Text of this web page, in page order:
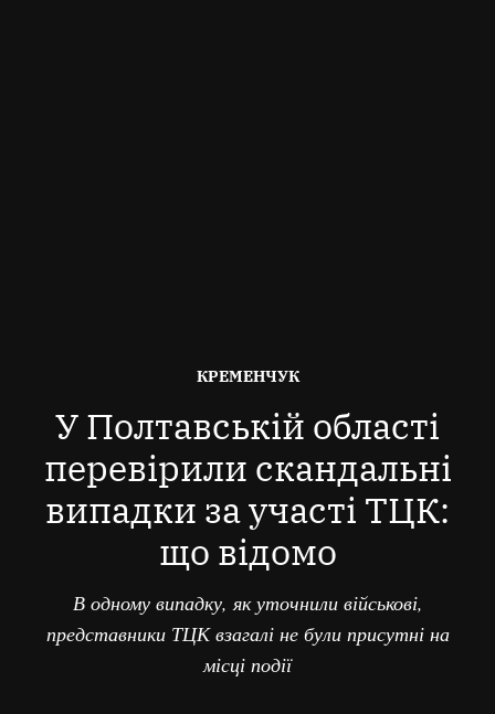
ОПУБЛІКОВАНО
КРЕМЕНЧУК
У Полтавській області
перевірили скандальні
випадки за участі ТЦК:
що відомо
В одному випадку, як уточнили військові,
представники ТЦК взагалі не були присутні на
місці події